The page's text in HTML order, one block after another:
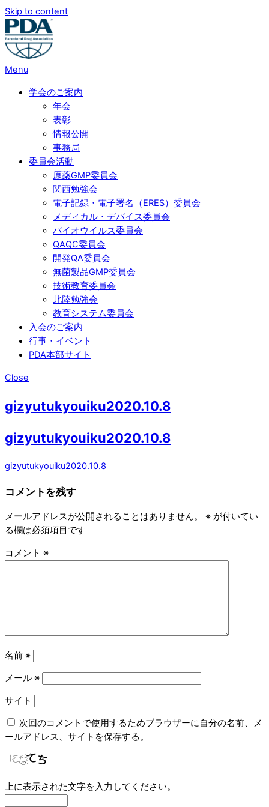
Skip to content
Menu
学会のご案内
年会
表彰
情報公開
事務局
委員会活動
原薬GMP委員会
関西勉強会
電子記録・電子署名（ERES）委員会
メディカル・デバイス委員会
バイオウイルス委員会
QAQC委員会
開発QA委員会
無菌製品GMP委員会
技術教育委員会
北陸勉強会
教育システム委員会
入会のご案内
行事・イベント
PDA本部サイト
Close
gizyutukyouiku2020.10.8
gizyutukyouiku2020.10.8
gizyutukyouiku2020.10.8
コメントを残す
メールアドレスが公開されることはありません。 ※ が付いてい
る欄は必須項目です
コメント ※
名前 ※
メール ※
サイト
次回のコメントで使用するためブラウザーに自分の名前、メ
ールアドレス、サイトを保存する。
上に表示された文字を入力してください。